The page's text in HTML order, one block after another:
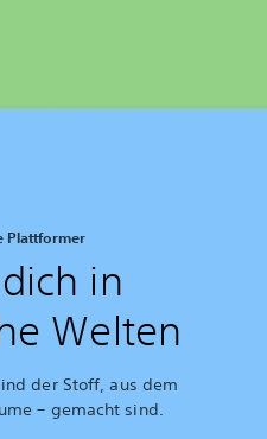
Plattformer
in
Welten
der Stoff, aus dem
– gemacht sind.